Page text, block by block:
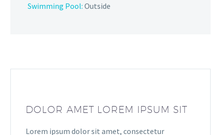
Swimming Pool: Outside
DOLOR AMET LOREM IPSUM SIT
Lorem ipsum dolor sit amet, consectetur